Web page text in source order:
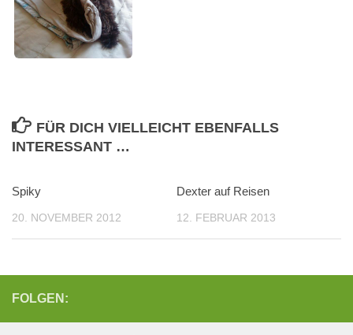
FÜR DICH VIELLEICHT EBENFALLS
INTERESSANT …
Spiky
20. NOVEMBER 2012
Dexter auf Reisen
12. FEBRUAR 2013
FOLGEN: